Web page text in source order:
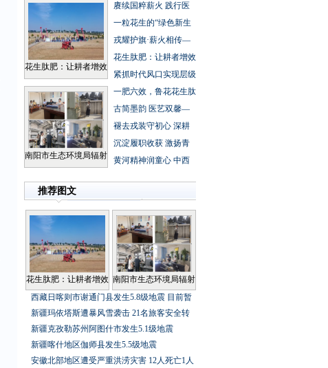
花生肽肥：让耕者增效
南阳市生态环境局辐射
赓续国粹薪火践行医
一粒花生的“绿色新生
戎耀护旗·薪火相传—
花生肽肥：让耕者增效
紧抓时代风口实现层级
一肥六效，鲁花花生肽
古简墨韵医艺双馨—
褪去戎装守初心深耕
沉淀履职收获激扬青
黄河精神润童心中西
推荐图文
花生肽肥：让耕者增效 南阳市生态环境局辐射
西藏日喀则市谢通门县发生5.8级地震目前暂
新疆玛依塔斯遭暴风雪袭击21名旅客安全转
新疆克孜勒苏州阿图什市发生5.1级地震
新疆喀什地区伽师县发生5.5级地震
安徽北部地区遭受严重洪涝灾害12人死亡1人